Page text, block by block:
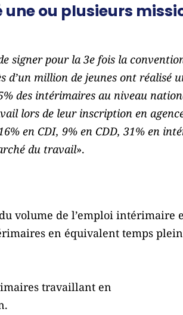
ou plusieurs
signer pour la 3e fois la
d’un million de jeunes ont réalisé
des intérimaires au niveau
lors de leur inscription en
en CDI, 9% en CDD, 31% en
du travail».
volume de l’emploi intérimaire
en équivalent temps
travaillant en